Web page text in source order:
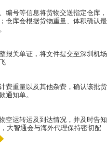
编号等信息将货物交送指定仓库，
仓库会根据货物重量、体积确认最
报关单证，将文件提交至深圳机场
费重量以及其他杂费，确认该批货
通知单。
空运转运及到达情况，并及时告知
大智通会与海外代理保持密切配